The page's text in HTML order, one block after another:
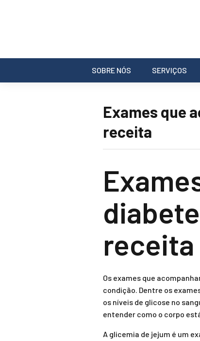
SOBRE NÓS SERVIÇOS
Exames que
receita
receita
Os exames que
condição. Dentre os
os níveis de glicose no
entender como o corpo
A glicemia de jejum é um